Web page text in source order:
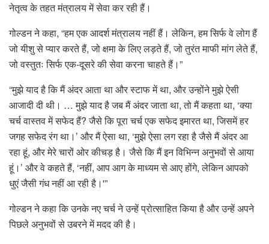
नेतृत्व के तहत मंत्रालय में सेवा कर रही हैं।
गोल्डन ने कहा, “हम एक आदर्श मंत्रालय नहीं हैं। लेकिन, हम सिर्फ वे लोग हैं
जो यीशु से प्यार करते हैं, जो क्षमा के लिए लड़ते हैं, जो तुरंत माफी मांग लेते हैं,
जो वस्तुतः सिर्फ एक-दूसरे की सेवा करना चाहते हैं।”
“मुझे याद है कि मैं अंदर आता था और स्टाफ में था, और उन्होंने मुझे ऐसी
आजादी दी थी। … मुझे याद है जब मैं अंदर जाता था, तो मैं कहता था, ‘क्या
चर्च वास्तव में सफेद हैं? जैसे कि पूरा चर्च एक सफेद इमारत था, जिसमें हर
जगह सफेद रंग था।’ और मैं ऐसा था, ‘मुझे ऐसा लग रहा है जैसे मैं अंदर आ
रहा हूं, और मेरे चारों ओर कीचड़ है। जैसे कि मैं इन विभिन्न अनुभवों से आया
हूं।’ और वे कहते हैं, ‘नहीं, आप आग के माध्यम से आए होंगे, लेकिन आपको
धुएं जैसी गंध नहीं आ रही है।'”
गोल्डन ने कहा कि उनके नए चर्च ने उन्हें प्रोत्साहित किया है और उन्हें अपने
पिछले अनुभवों से उबरने में मदद की है।